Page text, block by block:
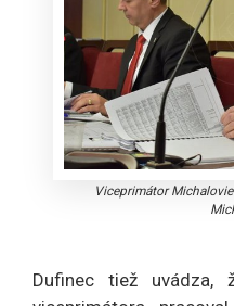
Viceprimátor
Dufinec tiež uvádza,